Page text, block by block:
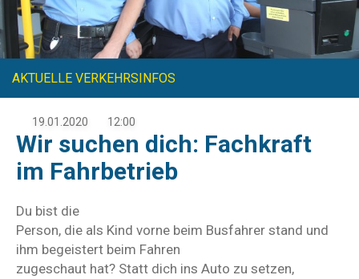
AKTUELLE VERKEHRSINFOS
19.01.2020 12:00
Wir suchen dich: Fachkraft
im Fahrbetrieb
Du bist die
Person, die als Kind vorne beim Busfahrer stand und
ihm begeistert beim Fahren
zugeschaut hat? Statt dich ins Auto zu setzen,